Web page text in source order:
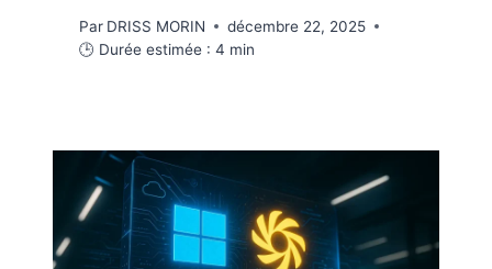
Par DRISS MORIN
décembre 22, 2025
🕒 Durée estimée : 4 min